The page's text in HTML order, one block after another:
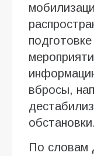
вбросы,
обстановки.
По словам